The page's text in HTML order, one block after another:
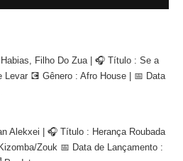
Filho Do Zua | 🎧 Título : Se a
Levar 💽 Gênero : Afro House | 📅 Data
Alekxei | 🎧 Título : Herança Roubada
Zouk 📅 Data de Lançamento :